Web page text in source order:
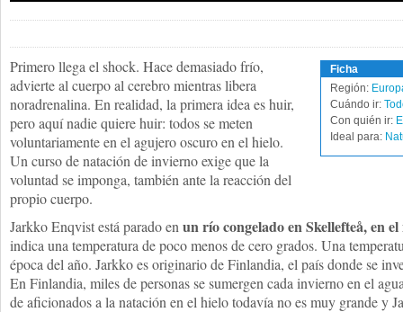
Ficha
Región:
Cuándo ir:
Con quién ir:
Ideal para:
Primero llega el shock. Hace demasiado frío,
advierte al cuerpo al cerebro mientras libera
noradrenalina. En realidad, la primera idea es huir,
pero aquí nadie quiere huir: todos se meten
voluntariamente en el agujero oscuro en el hielo.
Un curso de natación de invierno exige que la
voluntad se imponga, también ante la reacción del
propio cuerpo.
Jarkko Enqvist está parado en un río congelado en Skellefteå, en
indica una temperatura de poco menos de cero grados. Una
época del año. Jarkko es originario de Finlandia, el país donde se
En Finlandia, miles de personas se sumergen cada invierno en el
de aficionados a la natación en el hielo todavía no es muy grande y